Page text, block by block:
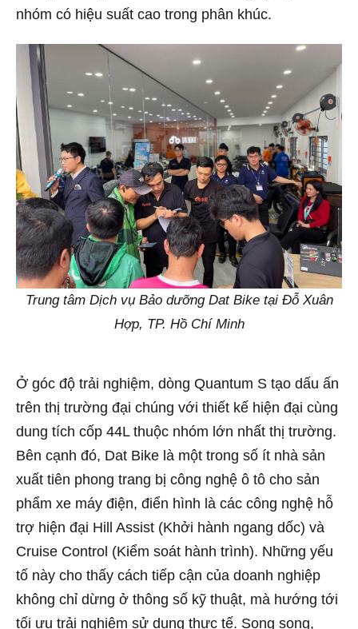
nhóm có hiệu suất cao trong phân khúc.
Trung tâm Dịch vụ Bảo dưỡng Dat Bike tại Đỗ Xuân
Hợp, TP. Hồ Chí Minh
Ở góc độ trải nghiệm, dòng Quantum S tạo dấu ấn
trên thị trường đại chúng với thiết kế hiện đại cùng
dung tích cốp 44L thuộc nhóm lớn nhất thị trường.
Bên cạnh đó, Dat Bike là một trong số ít nhà sản
xuất tiên phong trang bị công nghệ ô tô cho sản
phẩm xe máy điện, điển hình là các công nghệ hỗ
trợ hiện đại Hill Assist (Khởi hành ngang dốc) và
Cruise Control (Kiểm soát hành trình). Những yếu
tố này cho thấy cách tiếp cận của doanh nghiệp
không chỉ dừng ở thông số kỹ thuật, mà hướng tới
tối ưu trải nghiệm sử dụng thực tế. Song song,